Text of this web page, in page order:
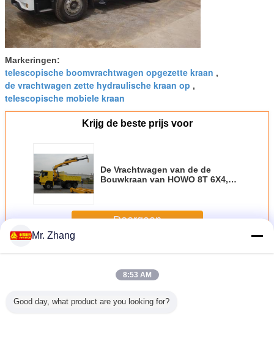
Markeringen:
telescopische boomvrachtwagen opgezette kraan ,
de vrachtwagen zette hydraulische kraan op ,
telescopische mobiele kraan
Krijg de beste prijs voor
De Vrachtwagen van de de
Bouwkraan van HOWO 8T 6X4,
Doorgaan
MeerDe Kraan van de boomvrachtwagen
Mr. Zhang
8:53 AM
Good day, what product are you looking for?